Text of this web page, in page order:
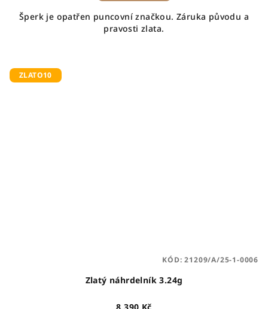
Šperk je opatřen puncovní značkou. Záruka původu a
pravosti zlata.
ZLATO10
Zlatý náhrdelník 3.24g
8 390 Kč
KÓD:21209/A/25-1-0006